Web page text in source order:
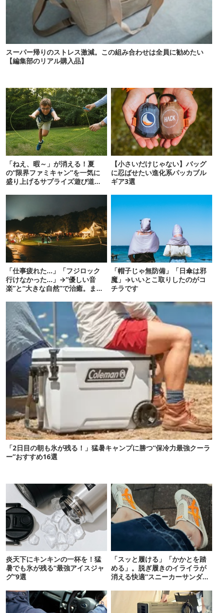
スーパー帰りのストレス激減。この組み合わせは全員に勧めたい
【編集部のリアル購入品】
「ねえ、暇～」が消える！夏
の“限界ファミキャン”を一気に
盛り上げるサプライズ遊び道具7
【小さいだけじゃない】バッグ
に忍ばせたい進化系パッカブル
ギア3選
「仕事疲れた…」「フジロック
行けなかった…」→“優しい音
楽”と“大きな自然”で治癒。まだ
「帽子じゃ無防備」「日傘は邪
魔」→いいとこ取りしたのがコ
チラです
「2日目の朝も氷が残る！」猛暑キャンプに勝つ“保冷力最強クーラ
ー”おすすめ16選
炎天下にキンキンの一杯を！猛
暑でも氷が残る“最強アイスジャ
グ”9選
「スッと履ける」「かかとを踏
める」。脱ぎ履きのイライラが
消える快適“スニーカーサンダ